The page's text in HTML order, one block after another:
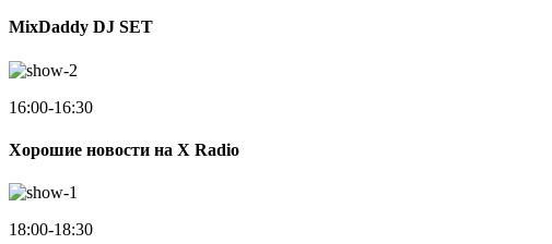
MixDaddy DJ SET
16:00-16:30
Хорошие новости на X Radio
18:00-18:30